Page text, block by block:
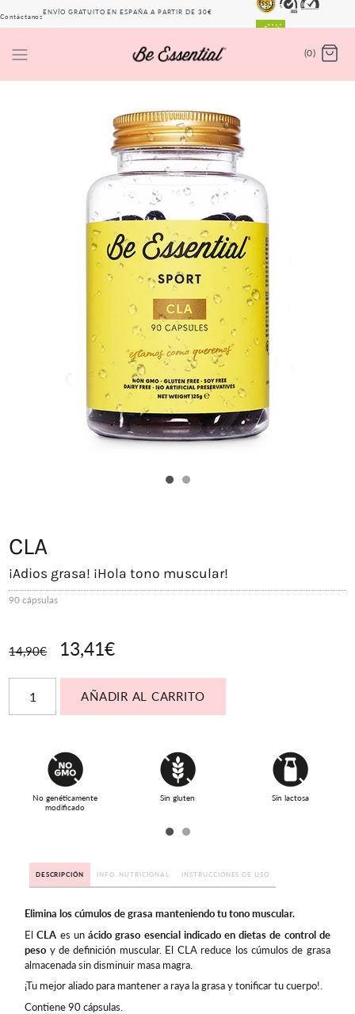
Contáctanos
ENVÍO GRATUITO EN ESPAÑA A PARTIR DE 30€
(0)
CLA
¡Adios grasa! ¡Hola tono muscular!
90 cápsulas
14,90€ 13,41€
No genéticamente
modificado
Sin gluten Sin lactosa
DESCRIPCIÓN INFO. NUTRICIONAL INSTRUCCIONES DE USO
Elimina los cúmulos de grasa manteniendo tu tono muscular.
ElCLA es unácido graso esencial indicado en dietas de control de
peso y de definición muscular. El CLA reduce los cúmulos de grasa
almacenada sin disminuir masa magra.
¡Tu mejor aliado para mantener a raya la grasa y tonificar tu cuerpo!.
Contiene 90 cápsulas.